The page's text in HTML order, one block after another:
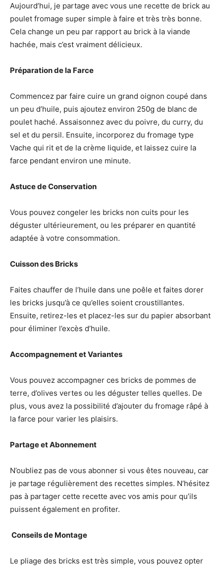
Aujourd’hui, je partage avec vous une recette de brick au
poulet fromage super simple à faire et très très bonne.
Cela change un peu par rapport au brick à la viande
hachée, mais c’est vraiment délicieux.
Préparation de la Farce
Commencez par faire cuire un grand oignon coupé dans
un peu d’huile, puis ajoutez environ 250g de blanc de
poulet haché. Assaisonnez avec du poivre, du curry, du
sel et du persil. Ensuite, incorporez du fromage type
Vache qui rit et de la crème liquide, et laissez cuire la
farce pendant environ une minute.
Astuce de Conservation
Vous pouvez congeler les bricks non cuits pour les
déguster ultérieurement, ou les préparer en quantité
adaptée à votre consommation.
Cuisson des Bricks
Faites chauffer de l’huile dans une poêle et faites dorer
les bricks jusqu’à ce qu’elles soient croustillantes.
Ensuite, retirez-les et placez-les sur du papier absorbant
pour éliminer l’excès d’huile.
Accompagnement et Variantes
Vous pouvez accompagner ces bricks de pommes de
terre, d’olives vertes ou les déguster telles quelles. De
plus, vous avez la possibilité d’ajouter du fromage râpé à
la farce pour varier les plaisirs.
Partage et Abonnement
N’oubliez pas de vous abonner si vous êtes nouveau, car
je partage régulièrement des recettes simples. N’hésitez
pas à partager cette recette avec vos amis pour qu’ils
puissent également en profiter.
‍ Conseils de Montage
Le pliage des bricks est très simple, vous pouvez opter